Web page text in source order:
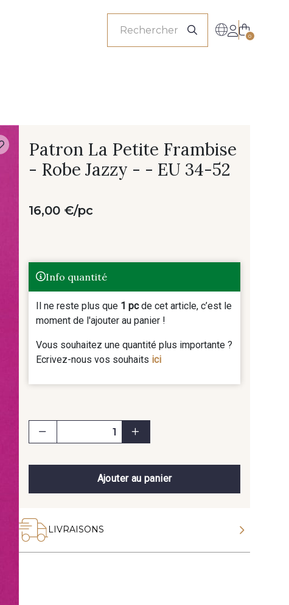
0
Patron La Petite Frambise
- Robe Jazzy - - EU 34-52
16,00 €/pc
Info quantité
Il ne reste plus que 1 pcde cet article, c’est le
moment de l'ajouter au panier !
Vous souhaitez une quantité plus importante ?
Ecrivez-nous vos souhaits ici
Ajouter au panier
LIVRAISONS